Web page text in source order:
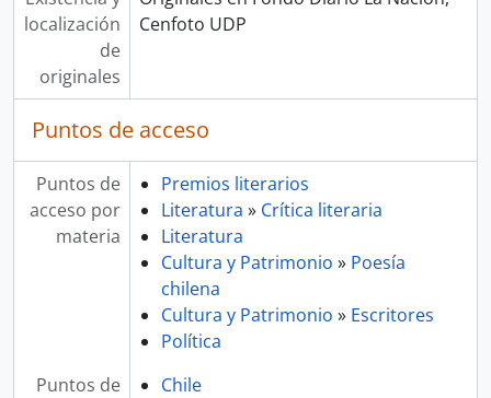
localización
de
originales
Cenfoto UDP
Puntos de acceso
Puntos de
acceso por
materia
Premios literarios
Literatura » Crítica literaria
Literatura
Cultura y Patrimonio » Poesía
chilena
Cultura y Patrimonio » Escritores
Política
Puntos de
Chile